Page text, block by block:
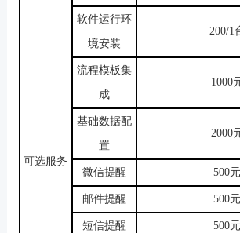
可选服务
软件运行环
境安装
200/1
流程模板集
成
1000
基础数据配
置
2000
微信提醒 500
邮件提醒 500
短信提醒 500